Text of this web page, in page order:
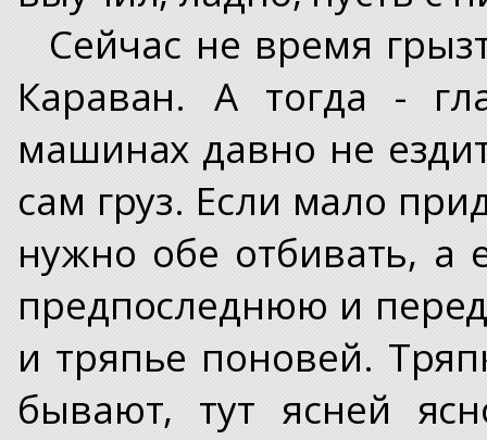
Сейчас не время
Караван. А тогда -
машинах давно не
сам груз. Если мало
нужно обе отбивать, а
предпоследнюю и
и тряпье поновей.
бывают, тут ясней